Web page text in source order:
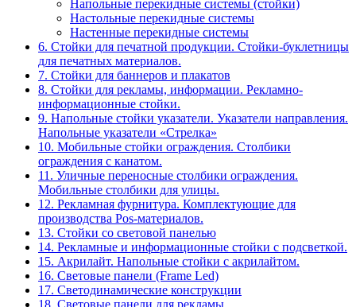
Напольные перекидные системы (стойки)
Настольные перекидные системы
Настенные перекидные системы
6. Стойки для печатной продукции. Стойки-буклетницы
для печатных материалов.
7. Стойки для баннеров и плакатов
8. Стойки для рекламы, информации. Рекламно-
информационные стойки.
9. Напольные стойки указатели. Указатели направления.
Напольные указатели «Стрелка»
10. Мобильные стойки ограждения. Столбики
ограждения с канатом.
11. Уличные переносные столбики ограждения.
Мобильные столбики для улицы.
12. Рекламная фурнитура. Комплектующие для
производства Pos-материалов.
13. Стойки со световой панелью
14. Рекламные и информационные стойки с подсветкой.
15. Акрилайт. Напольные стойки с акрилайтом.
16. Световые панели (Frame Led)
17. Светодинамические конструкции
18. Световые панели для рекламы